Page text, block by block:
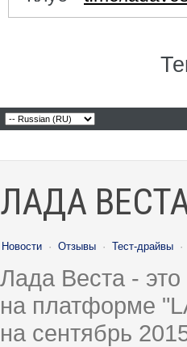
ЛАДА ВЕСТА
Новости · Отзывы · Тест-драйвы ·
Лада Веста -
на платформе
на сентябрь